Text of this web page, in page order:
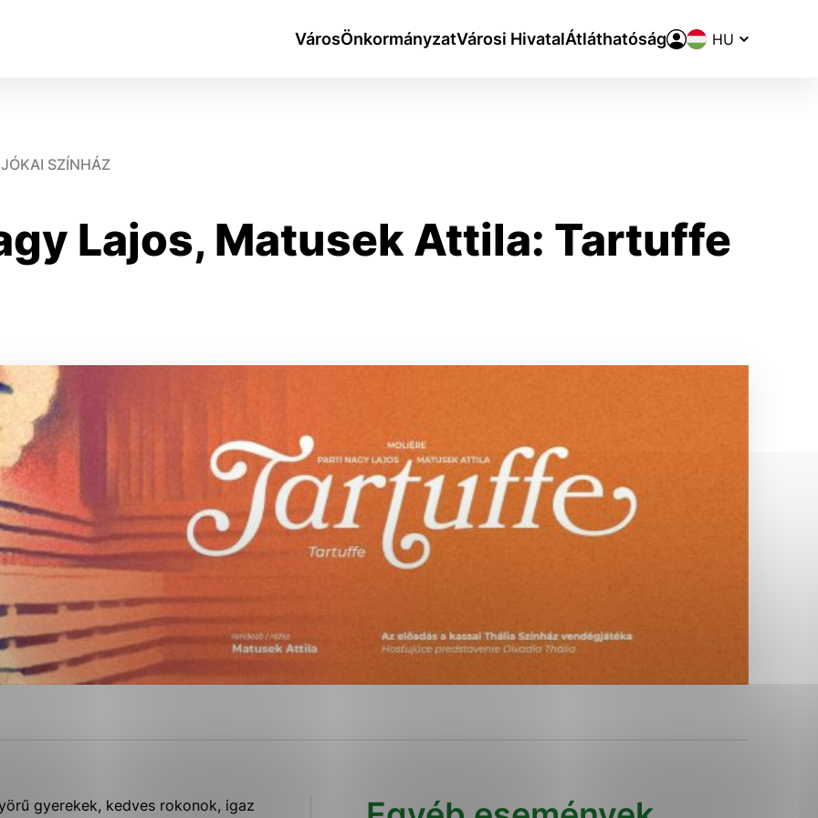
VárosÖnkormányzatVárosi HivatalÁtláthatóság Nyelvváltó
SZÍNHÁZ
Lajos, Matusek Attila: Tartuffe
gyerekek, kedves rokonok, igaz
ktorú chcete povoliť
Analytické cookies
pre prevádzku nevyhnutné a pomáhajú urobiť webové stránky uplatniteľnými tým,
ako je navigácia na stránke a prístup k zabezpečeným oblastiam webovej
cookie nemôže web správne fungovať.
prevádzkovateľovi stránok pochopiť, ako návštevníci stránok stránku používajú,
a ponúknuť im lepšiu skúsenosť. Všetky dáta sa zbierajú anonymne a nie je
osobou.